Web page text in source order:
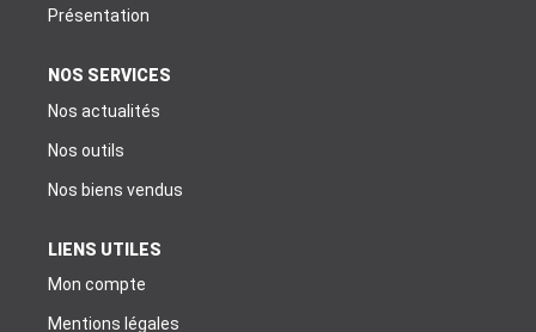
Présentation
NOS SERVICES
Nos actualités
Nos outils
Nos biens vendus
LIENS UTILES
Mon compte
Mentions légales